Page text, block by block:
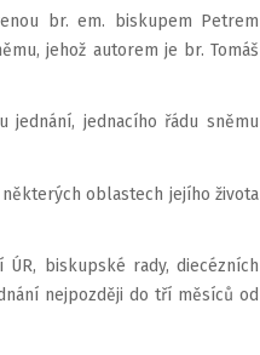
br. em. biskupem Petrem
jehož autorem je br. Tomáš
jednání, jednacího řádu sněmu
oblastech jejího života
biskupské rady, diecézních
nejpozději do tří měsíců od